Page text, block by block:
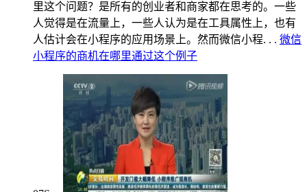
里这个问题？是所有的创业者和商家都在思考的。一些
人觉得是在流量上，一些人认为是在工具属性上，也有
人估计会在小程序的应用场景上。然而微信小程. . . 微信
小程序的商机在哪里通过这个例子